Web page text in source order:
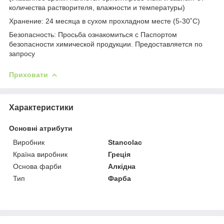
количества растворителя, влажности и температуры)
Хранение: 24 месяца в сухом прохладном месте (5-30˚C)
Безопасность: Просьба ознакомиться с Паспортом
безопасности химической продукции. Предоставляется по
запросу
Приховати
Характеристики
Основні атрибути
Виробник
Stancolac
Країна виробник
Греція
Основа фарби
Алкідна
Тип
Фарба